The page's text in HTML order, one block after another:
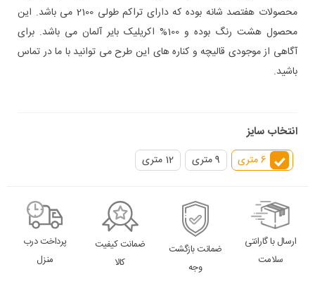
محصولات هفتصد شانه بوده که دارای تراکم طولی 2100 می باشد. این
محصول هشت رنگ بوده و 100% اکریلیک بایر آلمان می باشد. برای
آگاهی از موجودی قالیچه و کناره های این طرح می توانید با ما در تماس
باشید.
انتخاب سایز
6 متری 9 متری 12 متری
ارسال با گارانتی
سلامت
ضمانت بازگشت
وجه
ضمانت کیفیت
کالا
پرداخت درب
منزل